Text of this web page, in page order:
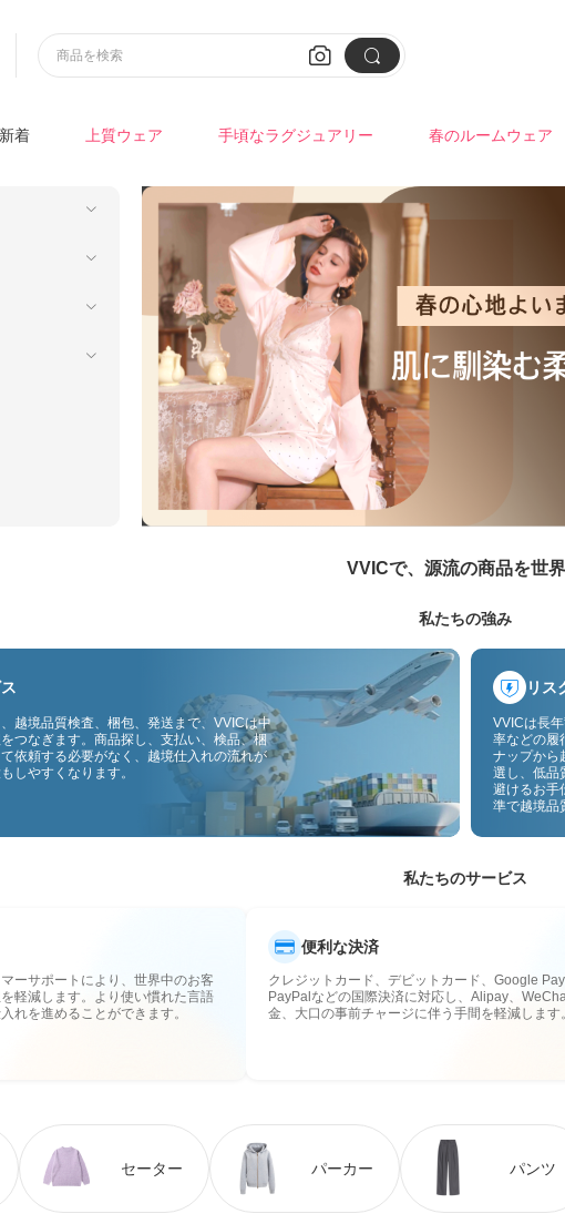
 
商品を検索
新着 上質ウェア 手頃なラグジュアリー 春のルームウェア
VVICで、源流の商品を世
私たちの強み
越境品質検査、梱包、発送まで、VVICは中
つなぎます。商品探し、支払い、検品、梱
依頼する必要がなく、越境仕入れの流れが
しやすくなります。
リス
VVICは長
率などの履
ナップから
選し、低品
避けるお手
準で越境品
スのリスク
私たちのサービス
ーサポートにより、世界中のお客
軽減します。より使い慣れた言語
れを進めることができます。
便利な決済
クレジットカード、デビットカード、Google Pay
PayPalなどの国際決済に対応し、Alipay、
金、大口の事前チャージに伴う手間を軽減します。
セーター パーカー パンツ